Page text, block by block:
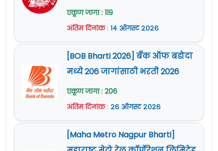
एकूण जागा : 119
अंतिम दिनांक: १४ ऑगस्ट २०२६
[BOB Bharti 2026] बँक ऑफ बडोदा
मध्ये 206 जागांसाठी भरती 2026
एकूण जागा : 206
अंतिम दिनांक: २६ ऑगस्ट २०२६
[Maha Metro Nagpur Bharti]